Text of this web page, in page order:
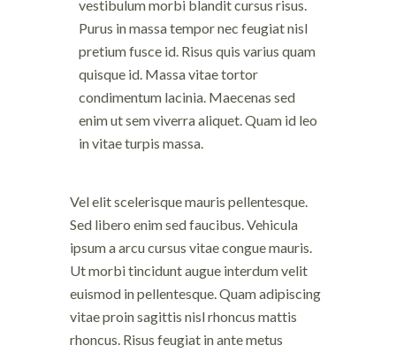
vestibulum morbi blandit cursus risus.
Purus in massa tempor nec feugiat nisl
pretium fusce id. Risus quis varius quam
quisque id. Massa vitae tortor
condimentum lacinia. Maecenas sed
enim ut sem viverra aliquet. Quam id leo
in vitae turpis massa.
Vel elit scelerisque mauris pellentesque.
Sed libero enim sed faucibus. Vehicula
ipsum a arcu cursus vitae congue mauris.
Ut morbi tincidunt augue interdum velit
euismod in pellentesque. Quam adipiscing
vitae proin sagittis nisl rhoncus mattis
rhoncus. Risus feugiat in ante metus